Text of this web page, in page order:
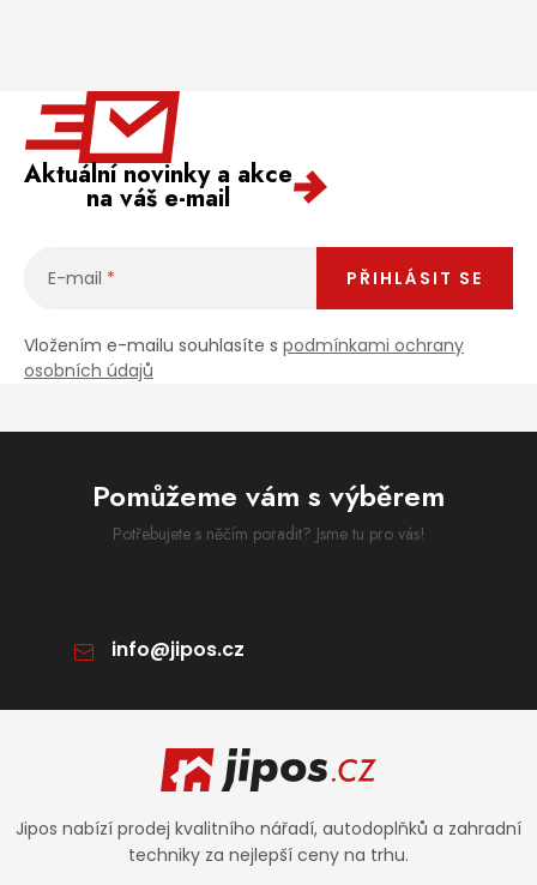
Aktuální novinky a akce
na váš e-mail
E-mail
Vložením e-mailu souhlasíte s podmínkami ochrany
osobních údajů
PŘIHLÁSIT SE
Pomůžeme vám s výběrem
Potřebujete s něčím poradit? Jsme tu pro vás!
info@jipos.cz
Zápatí
Jipos nabízí prodej kvalitního nářadí, autodoplňků a zahradní
techniky za nejlepší ceny na trhu.